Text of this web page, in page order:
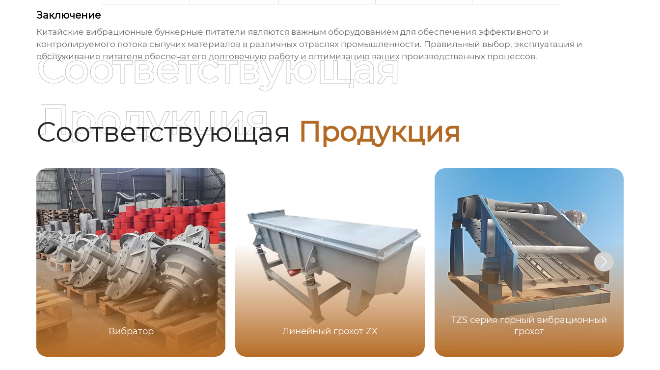
Заключение
Китайские вибрационные бункерные питатели являются важным оборудованием для обеспечения эффективного и
контролируемого потока сыпучих материалов в различных отраслях промышленности. Правильный выбор, эксплуатация и
обслуживание питателя обеспечат его долговечную работу и оптимизацию ваших производственных процессов.
Соответствующая Продукция
Соответствующая
Продукция
Вибратор Линейный грохот ZX
TZS серия горный вибрационный
грохот